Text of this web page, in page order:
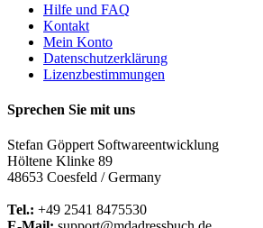
Hilfe und FAQ
Kontakt
Mein Konto
Datenschutzerklärung
Lizenzbestimmungen
Sprechen Sie mit uns
Stefan Göppert Softwareentwicklung
Höltene Klinke 89
48653 Coesfeld / Germany
Tel.: +49 2541 8475530